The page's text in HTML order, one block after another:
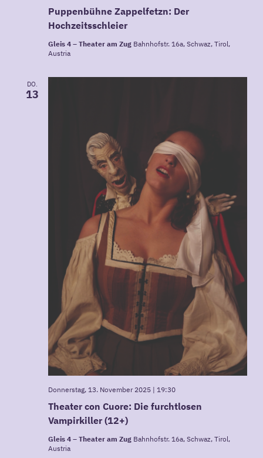
Puppenbühne Zappelfetzn: Der
Hochzeitsschleier
Gleis 4 – Theater am Zug Bahnhofstr. 16a, Schwaz, Tirol,
Austria
DO.
13
Theater con Cuore: Die furchtlosen
Vampirkiller (12+)
Donnerstag, 13. November 2025 | 19:30
Gleis 4 – Theater am Zug Bahnhofstr. 16a, Schwaz, Tirol,
Austria